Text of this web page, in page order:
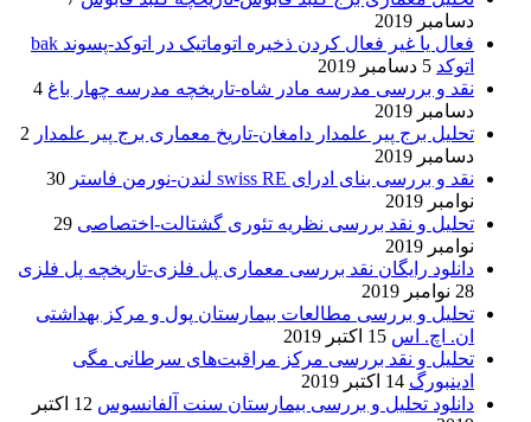
دسامبر 2019
فعال یا غیر فعال کردن ذخیره اتوماتیک در اتوکد-پسوند bak
اتوکد 5 دسامبر 2019
نقد و بررسی مدرسه مادر شاه-تاریخچه مدرسه چهار باغ 4
دسامبر 2019
تحلیل برج پیر علمدار دامغان-تاریخ معماری برج پیر علمدار 2
دسامبر 2019
نقد و بررسی بنای ادرای swiss RE لندن-نورمن فاستر
30
نوامبر 2019
تحلیل و نقد بررسی نظریه تئوری گشتالت-اختصاصی 29
نوامبر 2019
دانلود رایگان نقد بررسی معماری پل فلزی-تاریخچه پل فلزی
28 نوامبر 2019
تحلیل و بررسی مطالعات بیمارستان پول و مرکز بهداشتی
ان. اچ. اس 15 اکتبر 2019
تحلیل و نقد بررسی مرکز مراقبت‌های سرطانی مگی
ادینبورگ 14 اکتبر 2019
دانلود تحلیل و بررسی بیمارستان سنت آلفانسوس
12 اکتبر